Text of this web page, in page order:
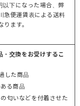
下になった場合、弊
急便運賃表による送料
ます。
・交換をお受けするこ
した商品
る商品
匂いなどを付着させた